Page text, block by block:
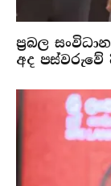
ප්‍රබල
අද පස්වරුවේ